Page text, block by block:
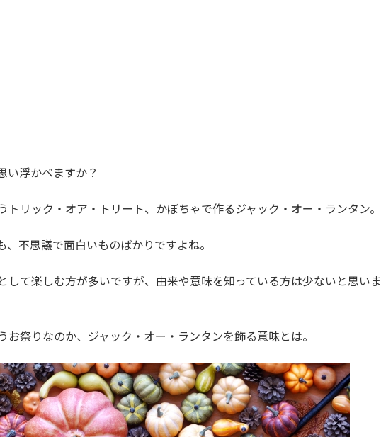
い浮かべますか？
トリック・オア・トリート、かぼちゃで作るジャック・オー・ランタン。
不思議で面白いものばかりですよね。
して楽しむ方が多いですが、由来や意味を知っている方は少ないと思いま
お祭りなのか、ジャック・オー・ランタンを飾る意味とは。